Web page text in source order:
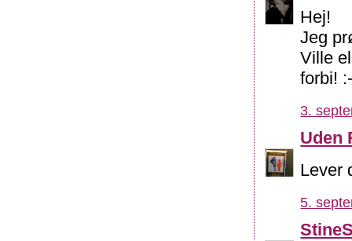
Hej!
Jeg
Ville
forbi!
3.
Uden
Lever
5.